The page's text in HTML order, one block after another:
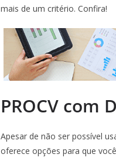
mais de um critério. Confira!
PROCV com
Apesar de não ser possível
oferece opções para que